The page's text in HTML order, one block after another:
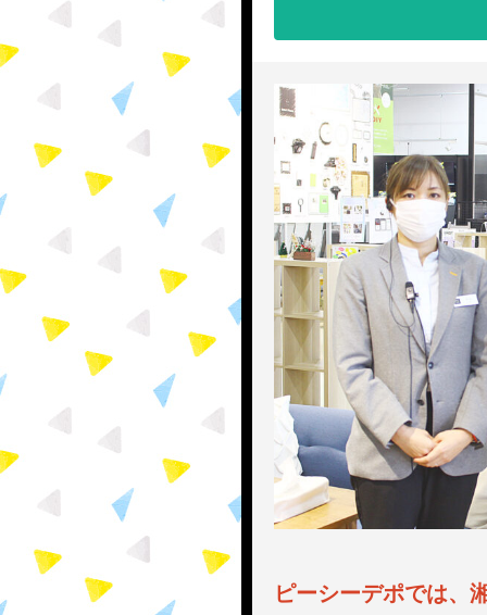
ピーシーデポでは、